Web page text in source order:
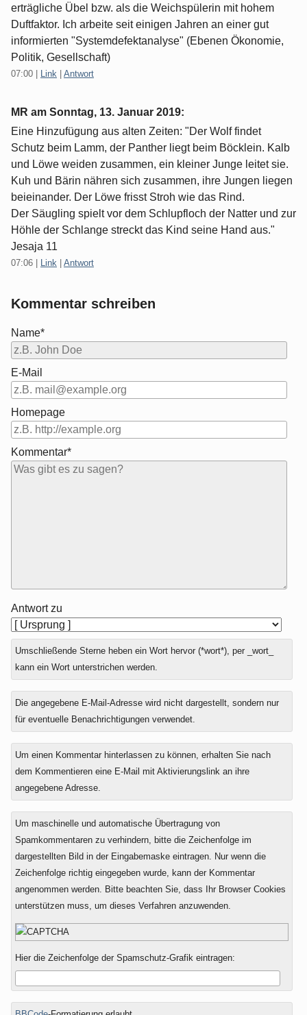
erträgliche Übel bzw. als die Weichspülerin mit hohem
Duftfaktor. Ich arbeite seit einigen Jahren an einer gut
informierten "Systemdefektanalyse" (Ebenen Ökonomie,
Politik, Gesellschaft)
07:00 Link Antwort
MR am Sonntag, 13. Januar 2019:
Eine Hinzufügung aus alten Zeiten: "Der Wolf findet
Schutz beim Lamm, der Panther liegt beim Böcklein. Kalb
und Löwe weiden zusammen, ein kleiner Junge leitet sie.
Kuh und Bärin nähren sich zusammen, ihre Jungen liegen
beieinander. Der Löwe frisst Stroh wie das Rind.
Der Säugling spielt vor dem Schlupfloch der Natter und zur
Höhle der Schlange streckt das Kind seine Hand aus."
Jesaja 11
07:06 Link Antwort
Kommentar schreiben
Name*
E-Mail
Homepage
Kommentar*
Antwort zu
Umschließende Sterne heben ein Wort hervor (*wort*), per _wort_
kann ein Wort unterstrichen werden.
Die angegebene E-Mail-Adresse wird nicht dargestellt, sondern nur
für eventuelle Benachrichtigungen verwendet.
Um einen Kommentar hinterlassen zu können, erhalten Sie nach
dem Kommentieren eine E-Mail mit Aktivierungslink an ihre
angegebene Adresse.
Um maschinelle und automatische Übertragung von
Spamkommentaren zu verhindern, bitte die Zeichenfolge im
dargestellten Bild in der Eingabemaske eintragen. Nur wenn die
Zeichenfolge richtig eingegeben wurde, kann der Kommentar
angenommen werden. Bitte beachten Sie, dass Ihr Browser Cookies
unterstützen muss, um dieses Verfahren anzuwenden.
Hier die Zeichenfolge der Spamschutz-Grafik eintragen: